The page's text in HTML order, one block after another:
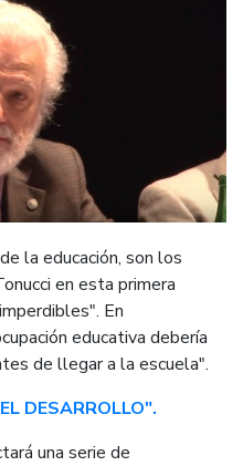
la educación, son los
en esta primera
En
educativa debería
de llegar a la escuela".
DESARROLLO".
una serie de